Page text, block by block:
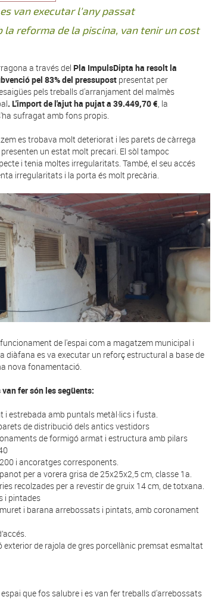
van executar l'any passat
la reforma de la piscina, van tenir un cost
a través del Pla ImpulsDipta ha resolt la
pel 83% del pressupost presentat per
pels treballs d'arranjament del malmès
. L'import de l'ajut ha pujat a 39.449,70 €, la
sufragat amb fons propis.
es trobava molt deteriorat i les parets de càrrega
un estat molt precari. El sòl tampoc
i tenia moltes irregularitats. També, el seu accés
irregularitats i la porta és molt precària.
de l'espai com a magatzem municipal i
diàfana es va executar un reforç estructural a base de
nova fonamentació.
fer són les següents:
i estrebada amb puntals metàl·lics i fusta.
de distribució dels antics vestidors
de formigó armat i estructura amb pilars
i ancoratges corresponents.
per a vorera grisa de 25x25x2,5 cm, classe 1a.
recolzades per a revestir de gruix 14 cm, de totxana.
i pintades
i barana arrebossats i pintats, amb coronament
exterior de rajola de gres porcellànic premsat esmaltat
que fos salubre i es van fer treballs d'arrebossats